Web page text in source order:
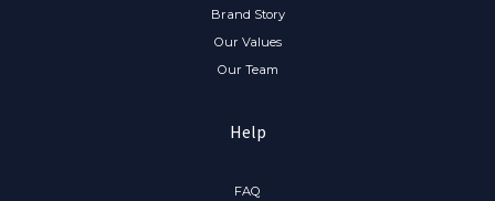
Brand Story
Our Values
Our Team
Help
FAQ